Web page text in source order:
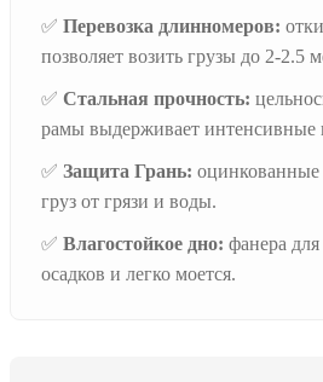
✅ Перевозка длинномеров:
позволяет возить грузы до 2-2.5
✅ Стальная прочность:
рамы выдерживает интенсивные
✅ Защита Грань: оцинкованные
груз от грязи и воды.
✅ Влагостойкое дно: фанера
осадков и легко моется.